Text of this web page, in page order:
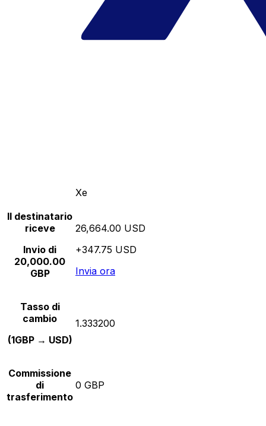
Xe
Il destinatario
riceve
Invio di
20,000.00
GBP
26,664.00 USD
+347.75 USD
Invia ora
Tasso di
cambio
(1GBP → USD)
1.333200
Commissione
di
trasferimento
0 GBP